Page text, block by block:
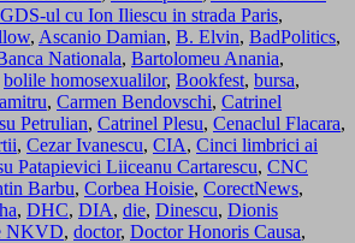
ul cu Ion Iliescu in strada Paris,
, Ascanio Damian, B. Elvin, BadPolitics,
Nationala, Bartolomeu Anania,
bolile homosexualilor, Bookfest, bursa,
, Carmen Bendovschi, Catrinel
Petrulian, Catrinel Plesu, Cenaclul Flacara,
, Cezar Ivanescu, CIA, Cinci limbrici ai
Patapievici Liiceanu Cartarescu, CNC
Barbu, Corbea Hoisie, CorectNews,
, DHC, DIA, die, Dinescu, Dionis
NKVD, doctor, Doctor Honoris Causa,